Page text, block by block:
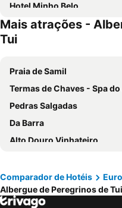
Hotel Minho Belo
Parador de Baiona
Hotel Vila Esteves
Hotel Costa Verde
Hotel Nande
Hotel O Pazo
Hotel Val Convention
Hostal El Viejo Galeón
Hotel Condado
Solar de Serrade
Mais atrações -
Tui
Praia de Samil
Termas de Chaves - Spa do Imperador
Pedras Salgadas
Da Barra
Alto Douro Vinhateiro
Estádio do Dragão
Boavista
Comparador de Hotéis
Albergue de Peregrinos de Tui